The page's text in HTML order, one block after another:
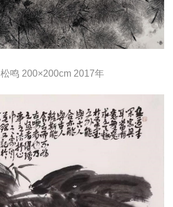
松鸣 200×200cm 2017年